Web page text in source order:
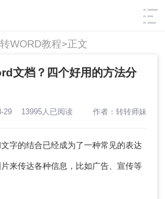
筛选
WORD教程>正文
文档？四个好用的方法分
29 13995人已阅读 作者：转转师妹
字的结合已经成为了一种常见的表达
来传达各种信息，比如广告、宣传等